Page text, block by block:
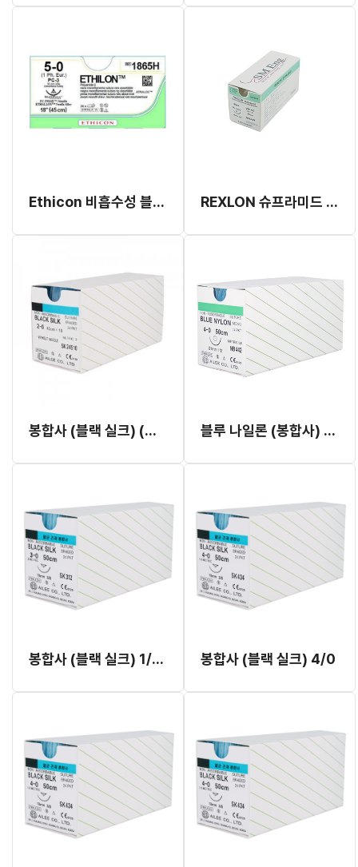
Ethicon 비흡수성 블루 나일론 5/0 REXLON 슈프라미드 3/0
봉합사 (블랙 실크) (무침) 4/0 SK44510 블루 나일론 (봉합사) 7/0
봉합사 (블랙 실크) 1/0, 2/0, 3/0 봉합사 (블랙 실크) 4/0